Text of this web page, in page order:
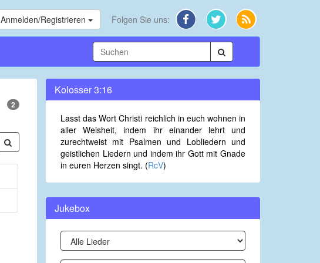
Anmelden/Registrieren Folgen Sie uns:
2
Kolosser 3:16
Lasst das Wort Christi reichlich in euch wohnen in
aller Weisheit, indem ihr einander lehrt und
zurechtweist mit Psalmen und Lobliedern und
geistlichen Liedern und indem ihr Gott mit Gnade
in euren Herzen singt. (RcV)
Jukebox